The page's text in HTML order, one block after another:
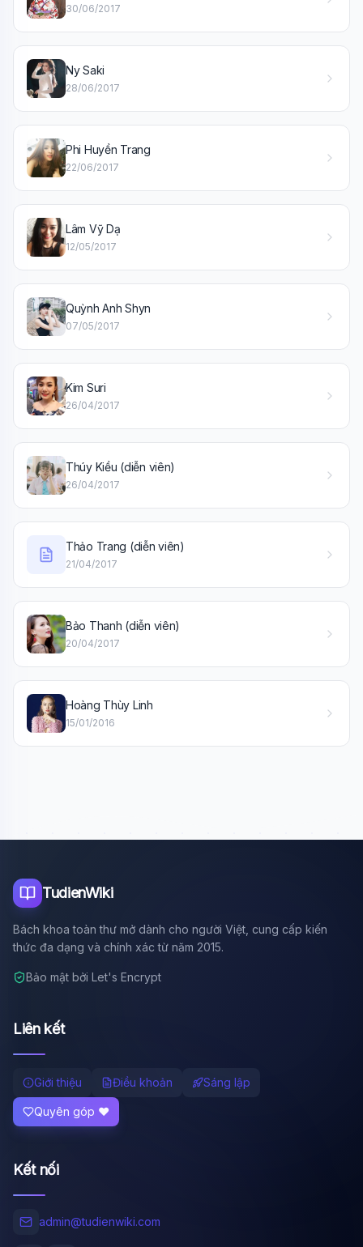
30/06/2017
Ny Saki
28/06/2017
Phi Huyền Trang
22/06/2017
Lâm Vỹ Dạ
12/05/2017
Quỳnh Anh Shyn
07/05/2017
Kim Suri
26/04/2017
Thúy Kiều (diễn viên)
26/04/2017
Thảo Trang (diễn viên)
21/04/2017
Bảo Thanh (diễn viên)
20/04/2017
Hoàng Thùy Linh
15/01/2016
TudienWiki
Bách khoa toàn thư mở dành cho người Việt, cung cấp kiến
thức đa dạng và chính xác từ năm 2015.
Bảo mật bởi Let's Encrypt
Liên kết
Giới thiệu Điều khoản Sáng lập
Quyên góp ❤️
Kết nối
admin@tudienwiki.com
Tôi là trợ lý AI của TuDienWiki. Hãy hỏi tôi bất kỳ điều gì